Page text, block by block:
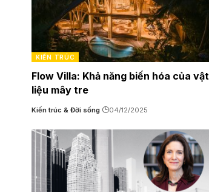
KIẾN TRÚC
Flow Villa: Khả năng biến hóa của vật
liệu mây tre
Kiến trúc & Đời sống 04/12/2025